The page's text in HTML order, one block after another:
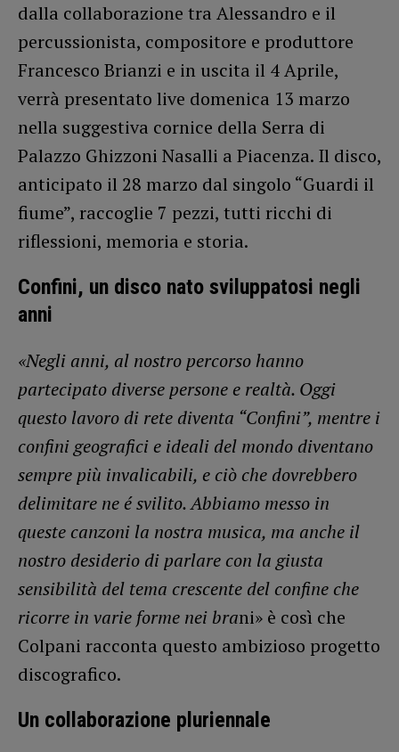
dalla collaborazione tra Alessandro e il
percussionista, compositore e produttore
Francesco Brianzi e in uscita il 4 Aprile,
verrà presentato live domenica 13 marzo
nella suggestiva cornice della Serra di
Palazzo Ghizzoni Nasalli a Piacenza. Il disco,
anticipato il 28 marzo dal singolo “Guardi il
fiume”, raccoglie 7 pezzi, tutti ricchi di
riflessioni, memoria e storia.
Confini, un disco nato sviluppatosi negli
anni
«Negli anni, al nostro percorso hanno
partecipato diverse persone e realtà. Oggi
questo lavoro di rete diventa “Confini”, mentre i
confini geografici e ideali del mondo diventano
sempre più invalicabili, e ciò che dovrebbero
delimitare ne é svilito. Abbiamo messo in
queste canzoni la nostra musica, ma anche il
nostro desiderio di parlare con la giusta
sensibilità del tema crescente del confine che
ricorre in varie forme nei brani» è così che
Colpani racconta questo ambizioso progetto
discografico.
Un collaborazione pluriennale